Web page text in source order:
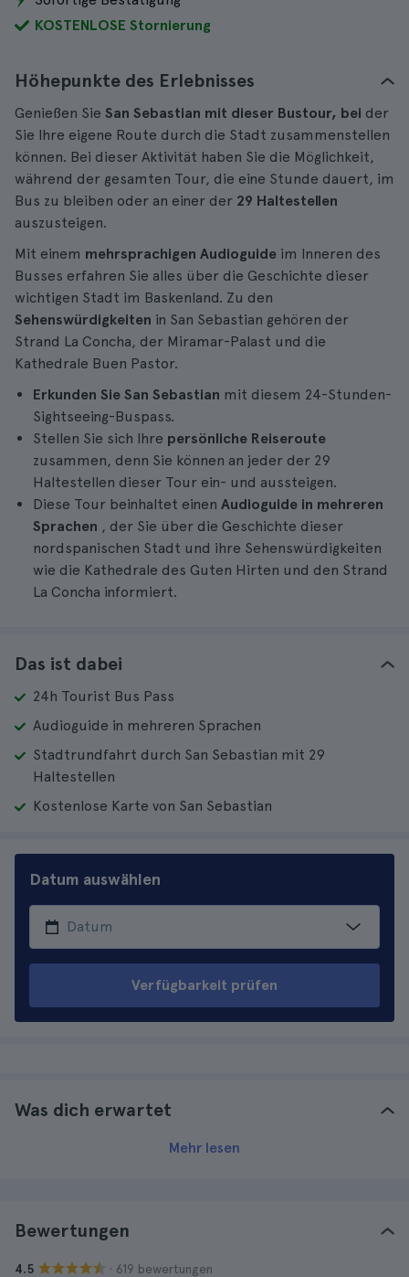
KOSTENLOSE Stornierung
Höhepunkte des Erlebnisses
Genießen Sie San Sebastian mit dieser Bustour, bei der
Sie Ihre eigene Route durch die Stadt zusammenstellen
können. Bei dieser Aktivität haben Sie die Möglichkeit,
während der gesamten Tour, die eine Stunde dauert, im
Bus zu bleiben oder an einer der 29 Haltestellen
auszusteigen.
Mit einem mehrsprachigen Audioguide im Inneren des
Busses erfahren Sie alles über die Geschichte dieser
wichtigen Stadt im Baskenland. Zu den
Sehenswürdigkeiten in San Sebastian gehören der
Strand La Concha, der Miramar-Palast und die
Kathedrale Buen Pastor.
Erkunden Sie San Sebastian mit diesem 24-Stunden-
Sightseeing-Buspass.
Stellen Sie sich Ihre persönliche Reiseroute
zusammen, denn Sie können an jeder der 29
Haltestellen dieser Tour ein- und aussteigen.
Diese Tour beinhaltet einen Audioguide in mehreren
Sprachen , der Sie über die Geschichte dieser
nordspanischen Stadt und ihre Sehenswürdigkeiten
wie die Kathedrale des Guten Hirten und den Strand
La Concha informiert.
Das ist dabei
24h Tourist Bus Pass
Audioguide in mehreren Sprachen
Stadtrundfahrt durch San Sebastian mit 29
Haltestellen
Kostenlose Karte von San Sebastian
Datum auswählen
Verfügbarkeit prüfen
Was dich erwartet
Mehr lesen
Bewertungen
4.5 · 619 bewertungen